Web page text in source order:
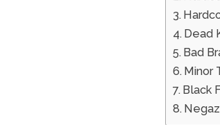
Dead
Bad
Minor
Black